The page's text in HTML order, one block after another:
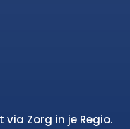
Zorg in je Regio.